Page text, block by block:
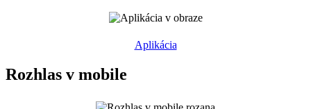
Aplikácia
Rozhlas v mobile